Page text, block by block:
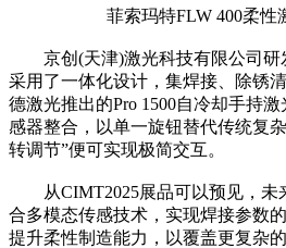
菲索玛特FLW 400柔性
京创(天津)激光科技有限公司研
采用了一体化设计，集焊接、除锈
德激光推出的Pro 1500自冷却手持
感器整合，以单一旋钮替代传统复
转调节”便可实现极简交互。
从CIMT2025展品可以预见，未
合多模态传感技术，实现焊接参数
提升柔性制造能力，以覆盖更复杂